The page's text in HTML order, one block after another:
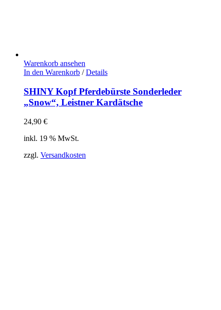
Warenkorb ansehen
In den Warenkorb / Details
SHINY Kopf Pferdebürste Sonderleder
„Snow“, Leistner Kardätsche
24,90 €
inkl. 19 % MwSt.
zzgl. Versandkosten